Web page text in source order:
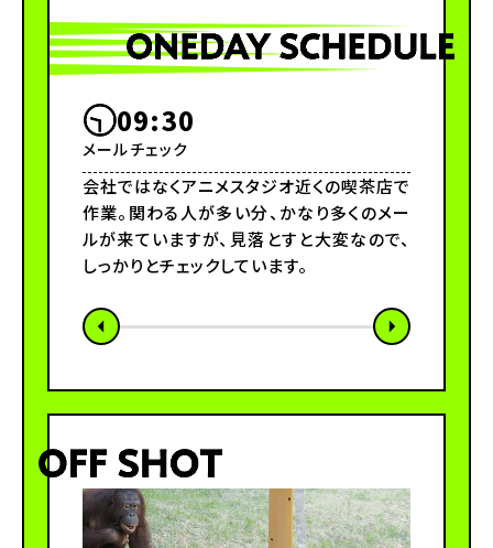
09:30
メールチェック
会社ではなくアニメスタジオ近くの喫茶店で
作業。関わる人が多い分、かなり多くのメー
ルが来ていますが、見落とすと大変なので、
しっかりとチェックしています。